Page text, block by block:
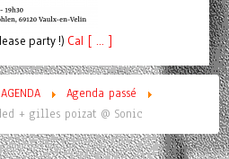
party !) Cal [ ... ]
AGENDA
Agenda passé
+ gilles poizat @ Sonic